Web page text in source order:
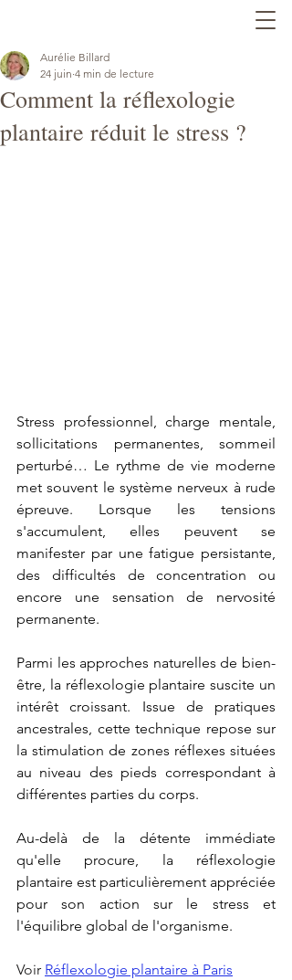
Comment la réflexologie
plantaire réduit le stress ?
Aurélie Billard
24 juin 4 min de lecture
Stress professionnel, charge mentale,
sollicitations permanentes, sommeil
perturbé… Le rythme de vie moderne
met souvent le système nerveux à rude
épreuve. Lorsque les tensions
s'accumulent, elles peuvent se
manifester par une fatigue persistante,
des difficultés de concentration ou
encore une sensation de nervosité
permanente.
Parmi les approches naturelles de bien-
être, la réflexologie plantaire suscite un
intérêt croissant. Issue de pratiques
ancestrales, cette technique repose sur
la stimulation de zones réflexes situées
au niveau des pieds correspondant à
différentes parties du corps.
Au-delà de la détente immédiate
qu'elle procure, la réflexologie
plantaire est particulièrement appréciée
pour son action sur le stress et
l'équilibre global de l'organisme.
Voir Réflexologie plantaire à Paris